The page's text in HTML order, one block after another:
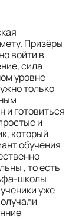
Призёры
войти в
сила
уровне
только
и готовиться
и
который
обучения
, то есть
школы
уже